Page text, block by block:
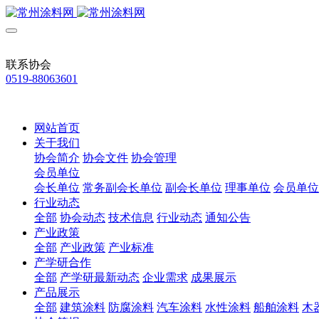
联系协会
0519-88063601
网站首页
关于我们
协会简介 协会文件 协会管理
会员单位
会长单位 常务副会长单位 副会长单位 理事单位 会员单位
行业动态
全部 协会动态 技术信息 行业动态 通知公告
产业政策
全部 产业政策 产业标准
产学研合作
全部 产学研最新动态 企业需求 成果展示
产品展示
全部 建筑涂料 防腐涂料 汽车涂料 水性涂料 船舶涂料 木